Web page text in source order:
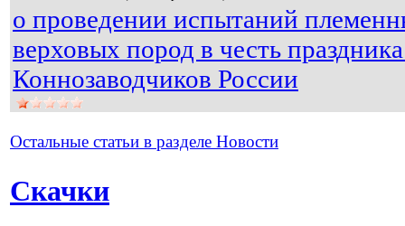
о проведении испытаний
верховых пород в честь
Коннозаводчиков России
Остальные статьи в разделе Новости
Скачки